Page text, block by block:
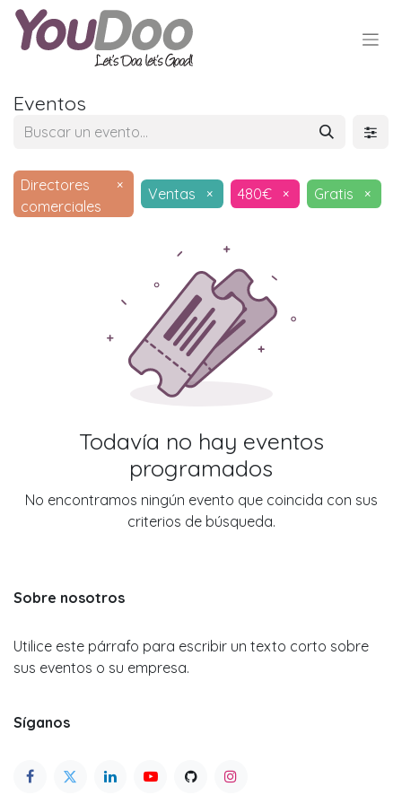
Eventos
Directores
comerciales
× Ventas × 480€ × Gratis ×
Todavía no hay eventos
programados
No encontramos ningún evento que coincida con sus
criterios de búsqueda.
Sobre nosotros
Utilice este párrafo para escribir un texto corto sobre
sus eventos o su empresa.
Síganos